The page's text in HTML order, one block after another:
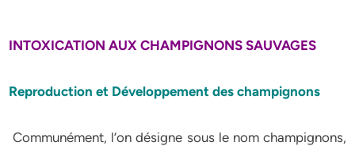
INTOXICATION AUX CHAMPIGNONS SAUVAGES
Reproduction et Développement des champignons
Communément, l’on désigne sous le nom champignons,